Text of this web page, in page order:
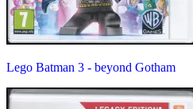
Lego Batman 3 - beyond Gotham